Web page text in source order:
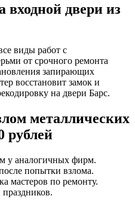
входной двери из
виды работ с
от срочного ремонта
запирающих
восстановит замок и
на двери Барс.
металлических
рублей
у аналогичных фирм.
попытки взлома.
мастеров по ремонту.